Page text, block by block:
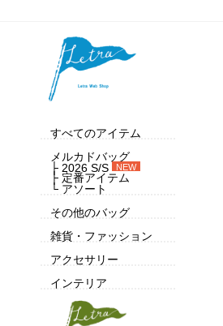
すべてのアイテム
メルカドバッグ
├ 2026 S/S
NEW
├ 定番アイテム
└ アソート
その他のバッグ
雑貨・ファッション
アクセサリー
インテリア